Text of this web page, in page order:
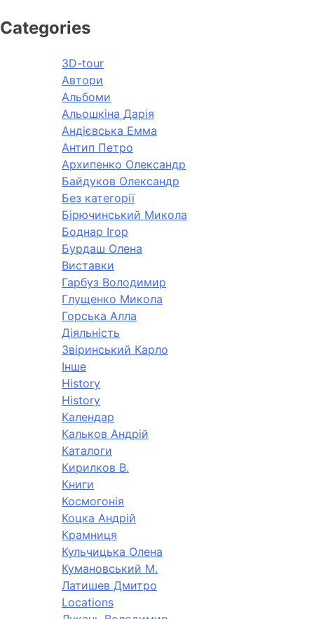
Categories
3D-tour
Автори
Альбоми
Альошкіна Дарія
Андієвська Емма
Антип Петро
Архипенко Олександр
Байдуков Олександр
Без категорії
Бірючинський Микола
Боднар Ігор
Бурдаш Олена
Виставки
Гарбуз Володимир
Глущенко Микола
Горська Алла
Діяльність
Звіринський Карло
Інше
History
History
Календар
Кальков Андрій
Каталоги
Кирилков В.
Книги
Космогонія
Коцка Андрій
Крамниця
Кульчицька Олена
Кумановський М.
Латишев Дмитро
Locations